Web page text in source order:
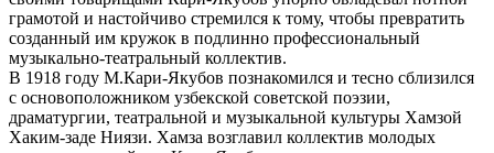
грамотой и настойчиво стремился к тому, чтобы превратить
созданный им кружок в подлинно профессиональный
музыкально-театральный коллектив.
В 1918 году М.Кари-Якубов познакомился и тесно сблизился
с основоположником узбекской советской поэзии,
драматургии, театральной и музыкальной культуры Хамзой
Хаким-заде Ниязи. Хамза возглавил коллектив молодых